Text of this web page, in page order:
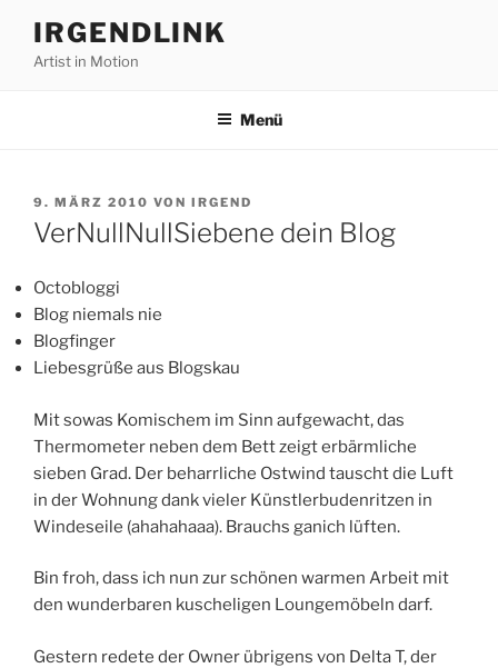
Inhalt
springen
IRGENDLINK
Artist in Motion
Menü
VERÖFFENTLICHT
AM
9. MÄRZ 2010 VON IRGEND
VerNullNullSiebene dein Blog
Octobloggi
Blog niemals nie
Blogfinger
Liebesgrüße aus Blogskau
Mit sowas Komischem im Sinn aufgewacht, das
Thermometer neben dem Bett zeigt erbärmliche
sieben Grad. Der beharrliche Ostwind tauscht die Luft
in der Wohnung dank vieler Künstlerbudenritzen in
Windeseile (ahahahaaa). Brauchs ganich lüften.
Bin froh, dass ich nun zur schönen warmen Arbeit mit
den wunderbaren kuscheligen Loungemöbeln darf.
Gestern redete der Owner übrigens von Delta T, der